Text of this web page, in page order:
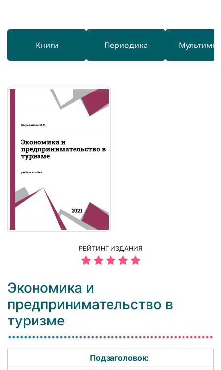
Книги Периодика
РЕЙТИНГ ИЗДАНИЯ
Экономика и
предпринимательство в
туризме
Подзаголовок: